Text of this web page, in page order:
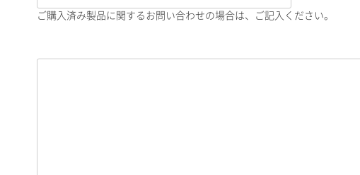
ご購入済み製品に関するお問い合わせの場合は、ご記入ください。